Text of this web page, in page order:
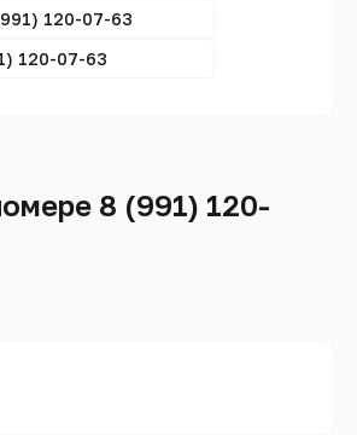
120-07-63
120-07-63
8 (991) 120-